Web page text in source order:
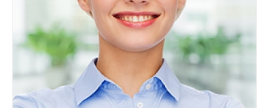
+7 800 900-80-90